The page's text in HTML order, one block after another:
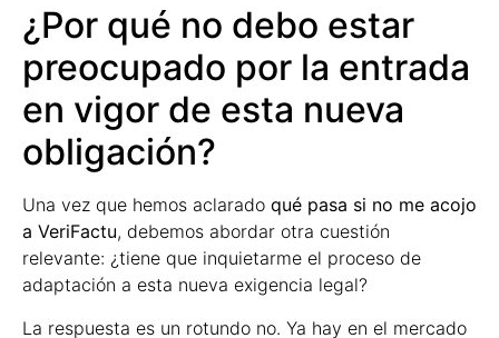
¿Por qué no debo estar
preocupado por la entrada
en vigor de esta nueva
obligación?
Una vez que hemos aclarado qué pasa si no me acojo
a VeriFactu, debemos abordar otra cuestión
relevante: ¿tiene que inquietarme el proceso de
adaptación a esta nueva exigencia legal?
La respuesta es un rotundo no. Ya hay en el mercado